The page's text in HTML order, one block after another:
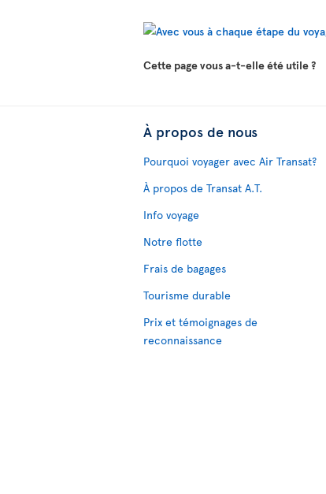
Cette page vous a-t-elle été utile ?
À propos de nous
Pourquoi voyager avec Air Transat?
À propos de Transat A.T.
Info voyage
Notre flotte
Frais de bagages
Tourisme durable
Prix et témoignages de
reconnaissance